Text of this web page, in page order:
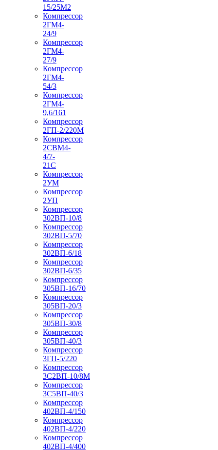
15/25М2
Компрессор
2ГМ4-
24/9
Компрессор
2ГМ4-
27/9
Компрессор
2ГМ4-
54/3
Компрессор
2ГМ4-
9,6/161
Компрессор
2ГП-2/220М
Компрессор
2СВМ4-
4/7-
21С
Компрессор
2УМ
Компрессор
2УП
Компрессор
302ВП-10/8
Компрессор
302ВП-5/70
Компрессор
302ВП-6/18
Компрессор
302ВП-6/35
Компрессор
305ВП-16/70
Компрессор
305ВП-20/3
Компрессор
305ВП-30/8
Компрессор
305ВП-40/3
Компрессор
3ГП-5/220
Компрессор
3С2ВП-10/8М
Компрессор
3С5ВП-40/3
Компрессор
402ВП-4/150
Компрессор
402ВП-4/220
Компрессор
402ВП-4/400